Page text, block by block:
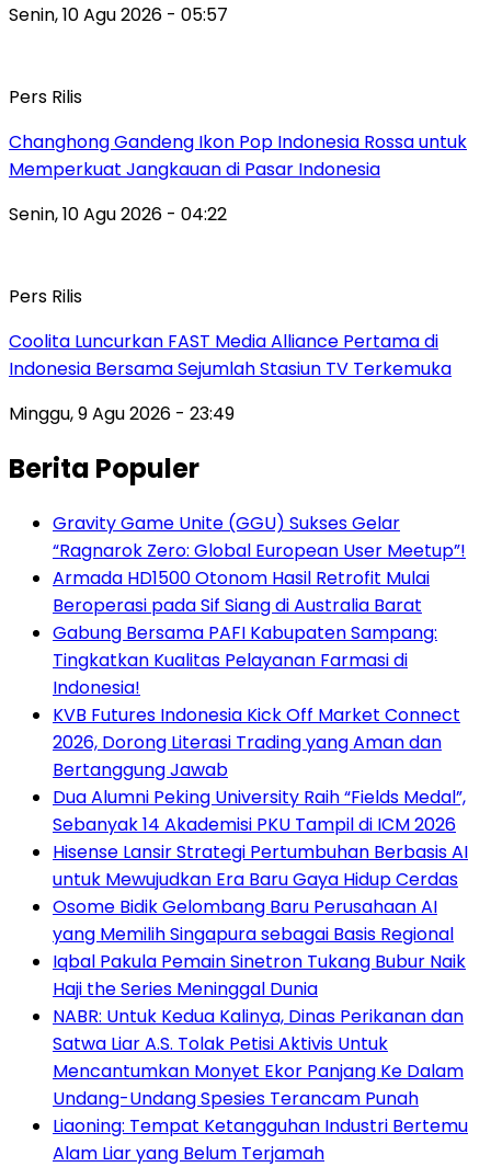
Senin, 10 Agu 2026 - 05:57
Pers Rilis
Changhong Gandeng Ikon Pop Indonesia Rossa untuk
Memperkuat Jangkauan di Pasar Indonesia
Senin, 10 Agu 2026 - 04:22
Pers Rilis
Coolita Luncurkan FAST Media Alliance Pertama di
Indonesia Bersama Sejumlah Stasiun TV Terkemuka
Minggu, 9 Agu 2026 - 23:49
Berita Populer
Gravity Game Unite (GGU) Sukses Gelar
“Ragnarok Zero: Global European User Meetup”!
Armada HD1500 Otonom Hasil Retrofit Mulai
Beroperasi pada Sif Siang di Australia Barat
Gabung Bersama PAFI Kabupaten Sampang:
Tingkatkan Kualitas Pelayanan Farmasi di
Indonesia!
KVB Futures Indonesia Kick Off Market Connect
2026, Dorong Literasi Trading yang Aman dan
Bertanggung Jawab
Dua Alumni Peking University Raih “Fields Medal”,
Sebanyak 14 Akademisi PKU Tampil di ICM 2026
Hisense Lansir Strategi Pertumbuhan Berbasis AI
untuk Mewujudkan Era Baru Gaya Hidup Cerdas
Osome Bidik Gelombang Baru Perusahaan AI
yang Memilih Singapura sebagai Basis Regional
Iqbal Pakula Pemain Sinetron Tukang Bubur Naik
Haji the Series Meninggal Dunia
NABR: Untuk Kedua Kalinya, Dinas Perikanan dan
Satwa Liar A.S. Tolak Petisi Aktivis Untuk
Mencantumkan Monyet Ekor Panjang Ke Dalam
Undang-Undang Spesies Terancam Punah
Liaoning: Tempat Ketangguhan Industri Bertemu
Alam Liar yang Belum Terjamah